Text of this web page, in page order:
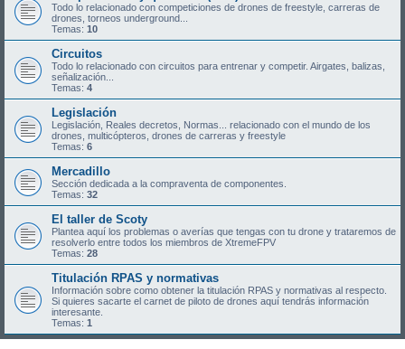
Todo lo relacionado con competiciones de drones de freestyle, carreras de
drones, torneos underground...
Temas: 10
Circuitos
Todo lo relacionado con circuitos para entrenar y competir. Airgates, balizas,
señalización...
Temas: 4
Legislación
Legislación, Reales decretos, Normas... relacionado con el mundo de los
drones, multicópteros, drones de carreras y freestyle
Temas: 6
Mercadillo
Sección dedicada a la compraventa de componentes.
Temas: 32
El taller de Scoty
Plantea aquí los problemas o averías que tengas con tu drone y trataremos de
resolverlo entre todos los miembros de XtremeFPV
Temas: 28
Titulación RPAS y normativas
Información sobre como obtener la titulación RPAS y normativas al respecto.
Si quieres sacarte el carnet de piloto de drones aquí tendrás información
interesante.
Temas: 1